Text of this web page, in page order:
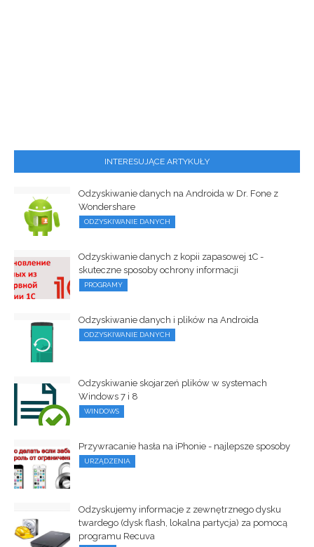
INTERESUJĄCE ARTYKUŁY
Odzyskiwanie danych na Androida w Dr. Fone z
Wondershare
ODZYSKIWANIE DANYCH
Odzyskiwanie danych z kopii zapasowej 1C -
skuteczne sposoby ochrony informacji
PROGRAMY
Odzyskiwanie danych i plików na Androida
ODZYSKIWANIE DANYCH
Odzyskiwanie skojarzeń plików w systemach
Windows 7 i 8
WINDOWS
Przywracanie hasła na iPhonie - najlepsze sposoby
URZĄDZENIA
Odzyskujemy informacje z zewnętrznego dysku
twardego (dysk flash, lokalna partycja) za pomocą
programu Recuva